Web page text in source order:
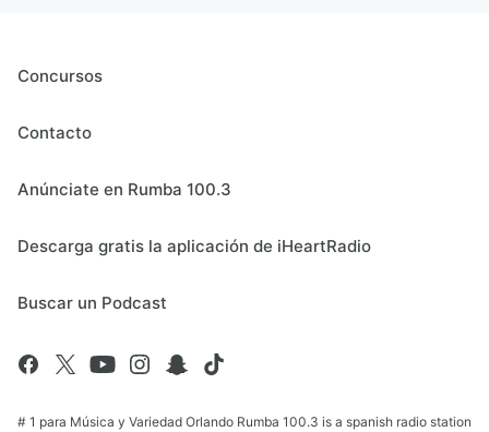
Concursos
Contacto
Anúnciate en Rumba 100.3
Descarga gratis la aplicación de iHeartRadio
Buscar un Podcast
# 1 para Música y Variedad Orlando Rumba 100.3 is a spanish radio station